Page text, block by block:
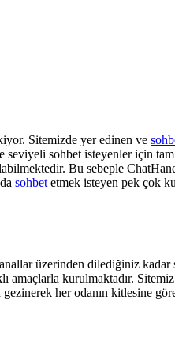
Sitemizde yer edinen ve
sohbet isteyenler için
Bu sebeple
sohbet etmek isteyen pek çok
üzerinden dilediğiniz
amaçlarla kurulmaktadır.
her odanın kitlesine